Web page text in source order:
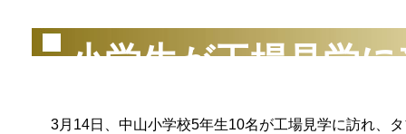
小学生が工場見学
3月14日、中山小学校5年生10名が工場見学に訪れ、